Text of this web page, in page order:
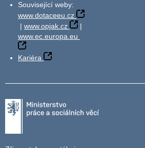
Související weby:
www.dotaceeu.cz
| www.opjak.cz
|
www.ec.europa.eu
Kariéra